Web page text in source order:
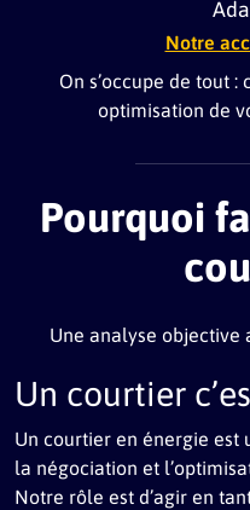
Notre
On s’occupe de tout
optimisation de
Pourquoi
Une analyse objective
Un courtier
Un courtier en énergie est
la négociation et
Notre rôle est d’agir en